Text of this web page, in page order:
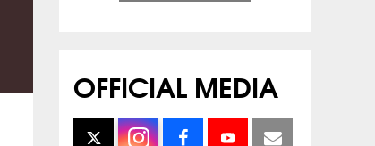
OFFICIAL MEDIA